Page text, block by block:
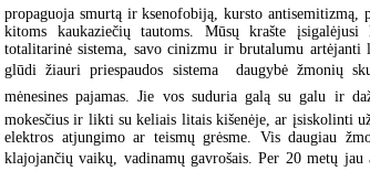
propaguoja smurtą ir ksenofobiją, kursto antisemitizmą,
kitoms kaukaziečių tautoms. Mūsų krašte
totalitarinė sistema, savo cinizmu ir brutalumu artėjanti
glūdi žiauri priespaudos sistema  daugybė žmonių
mėnesines pajamas. Jie vos suduria galą su galu ir
mokesčius ir likti su keliais litais kišenėje, ar įsiskolinti
elektros atjungimo ar teismų grėsme. Vis daugiau
klajojančių vaikų, vadinamų gavrošais. Per 20 metų